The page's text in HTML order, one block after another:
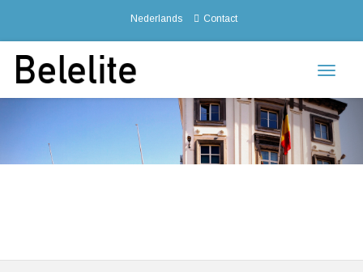
Nederlands Contact
Toggle